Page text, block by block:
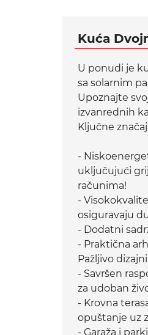
Kuća
U ponudi je
sa solarnim
Upoznajte
izvanrednih
Ključne
-
uključujući
računima!
-
osiguravaju
- Dodatni
- Praktična
Pažljivo
- Savršen
za udoban
- Krovna
opuštanje uz
- Garaža i